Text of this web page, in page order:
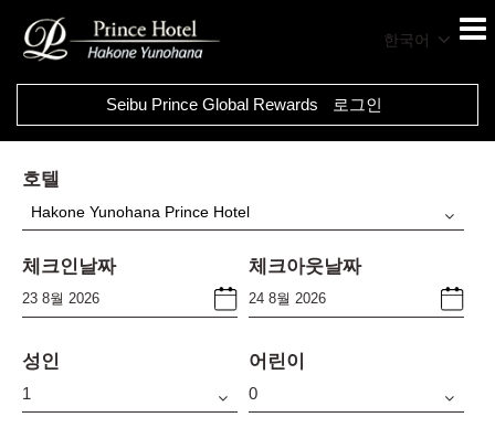
한국어
Seibu Prince Global Rewards 로그인
호텔
Hakone Yunohana Prince Hotel
체크인날짜 체크아웃날짜
성인 어린이